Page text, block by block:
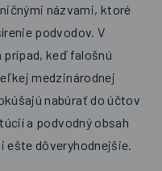
názvami, ktoré
podvodov. V
keď falošnú
medzinárodnej
nabúrať do účtov
a podvodný obsah
ešte dôveryhodnejšie.